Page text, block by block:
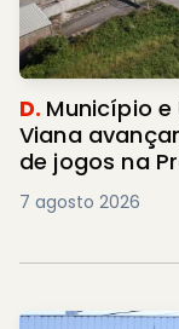
D. Município
Viana
de jogos na
7 agosto 2026